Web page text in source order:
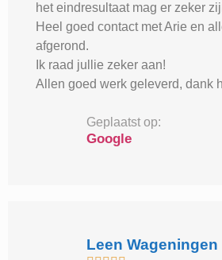
het eindresultaat mag er zeker
Heel goed contact met Arie en
afgerond.
Ik raad jullie zeker aan!
Allen goed werk geleverd, dank
Geplaatst op:
Google
Leen Wageningen